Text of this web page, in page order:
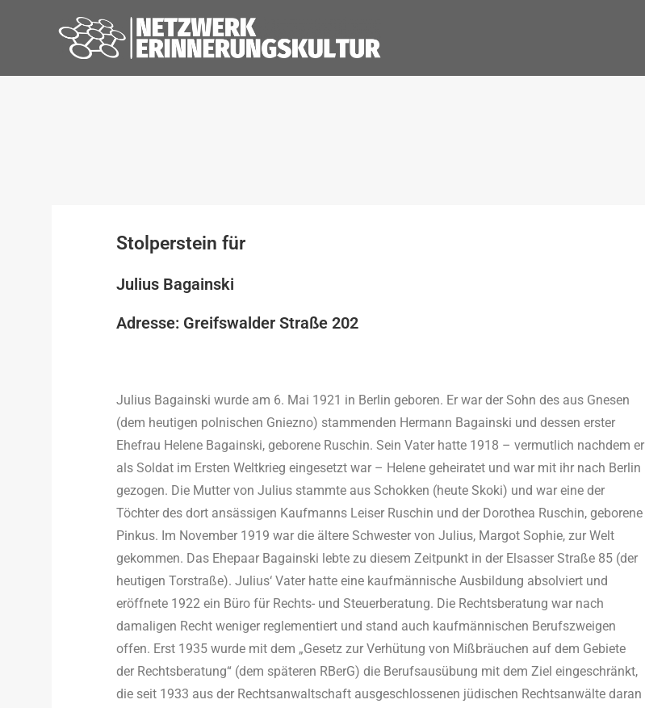
Stolperstein für
Julius Bagainski
Adresse: Greifswalder Straße 202
Julius Bagainski wurde am 6. Mai 1921 in Berlin geboren. Er war der Sohn des aus Gnesen
(dem heutigen polnischen Gniezno) stammenden Hermann Bagainski und dessen erster
Ehefrau Helene Bagainski, geborene Ruschin. Sein Vater hatte 1918 – vermutlich nachdem er
als Soldat im Ersten Weltkrieg eingesetzt war – Helene geheiratet und war mit ihr nach Berlin
gezogen. Die Mutter von Julius stammte aus Schokken (heute Skoki) und war eine der
Töchter des dort ansässigen Kaufmanns Leiser Ruschin und der Dorothea Ruschin, geborene
Pinkus. Im November 1919 war die ältere Schwester von Julius, Margot Sophie, zur Welt
gekommen. Das Ehepaar Bagainski lebte zu diesem Zeitpunkt in der Elsasser Straße 85 (der
heutigen Torstraße). Julius‘ Vater hatte eine kaufmännische Ausbildung absolviert und
eröffnete 1922 ein Büro für Rechts- und Steuerberatung. Die Rechtsberatung war nach
damaligen Recht weniger reglementiert und stand auch kaufmännischen Berufszweigen
offen. Erst 1935 wurde mit dem „Gesetz zur Verhütung von Mißbräuchen auf dem Gebiete
der Rechtsberatung“ (dem späteren RBerG) die Berufsausübung mit dem Ziel eingeschränkt,
die seit 1933 aus der Rechtsanwaltschaft ausgeschlossenen jüdischen Rechtsanwälte daran